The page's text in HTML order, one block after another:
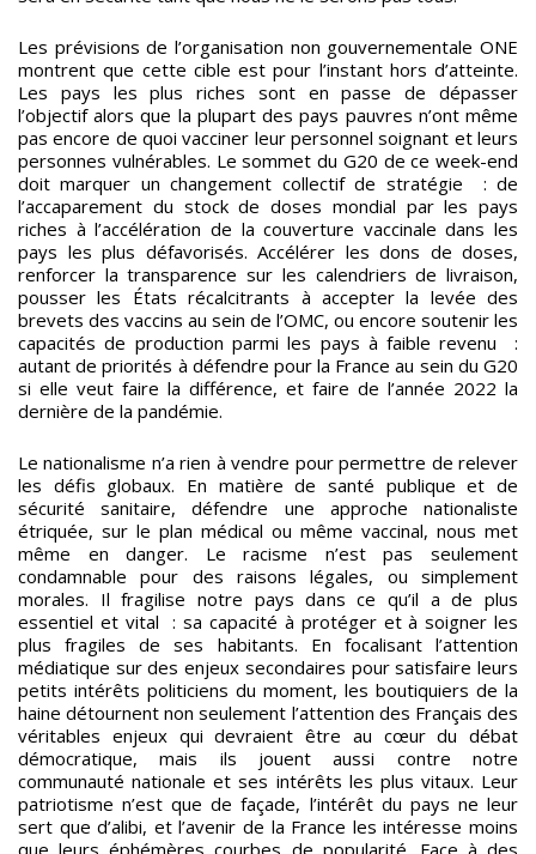
Les prévisions de l’organisation non gouvernementale ONE
montrent que cette cible est pour l’instant hors d’atteinte.
Les pays les plus riches sont en passe de dépasser
l’objectif alors que la plupart des pays pauvres n’ont même
pas encore de quoi vacciner leur personnel soignant et leurs
personnes vulnérables. Le sommet du G20 de ce week-end
doit marquer un changement collectif de stratégie : de
l’accaparement du stock de doses mondial par les pays
riches à l’accélération de la couverture vaccinale dans les
pays les plus défavorisés. Accélérer les dons de doses,
renforcer la transparence sur les calendriers de livraison,
pousser les États récalcitrants à accepter la levée des
brevets des vaccins au sein de l’OMC, ou encore soutenir les
capacités de production parmi les pays à faible revenu :
autant de priorités à défendre pour la France au sein du G20
si elle veut faire la différence, et faire de l’année 2022 la
dernière de la pandémie.
Le nationalisme n’a rien à vendre pour permettre de relever
les défis globaux. En matière de santé publique et de
sécurité sanitaire, défendre une approche nationaliste
étriquée, sur le plan médical ou même vaccinal, nous met
même en danger. Le racisme n’est pas seulement
condamnable pour des raisons légales, ou simplement
morales. Il fragilise notre pays dans ce qu’il a de plus
essentiel et vital : sa capacité à protéger et à soigner les
plus fragiles de ses habitants. En focalisant l’attention
médiatique sur des enjeux secondaires pour satisfaire leurs
petits intérêts politiciens du moment, les boutiquiers de la
haine détournent non seulement l’attention des Français des
véritables enjeux qui devraient être au cœur du débat
démocratique, mais ils jouent aussi contre notre
communauté nationale et ses intérêts les plus vitaux. Leur
patriotisme n’est que de façade, l’intérêt du pays ne leur
sert que d’alibi, et l’avenir de la France les intéresse moins
que leurs éphémères courbes de popularité. Face à des